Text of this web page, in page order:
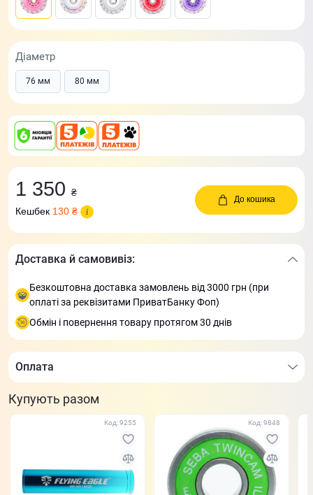
Діаметр
76 мм 80 мм
1 350 ₴
Кешбек 130 ₴
До кошика
Доставка й самовивіз:
Безкоштовна доставка замовлень від 3000 грн (при
оплаті за реквізитами ПриватБанку Фоп)
Обмін і повернення товару протягом 30 днів
Оплата
Купують разом
Код: 9255 Код: 9848